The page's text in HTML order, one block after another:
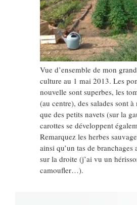
Vue d’ensemble de mon
culture au 1 mai 2013. Les
nouvelle sont superbes, les
(au centre), des salades sont
que des petits navets (sur la
carottes se développent
Remarquez les herbes
ainsi qu’un tas de branchages
sur la droite (j’ai vu un
camoufler…).